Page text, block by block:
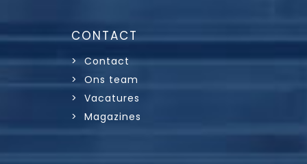
CONTACT
> Contact
> Ons team
> Vacatures
> Magazines